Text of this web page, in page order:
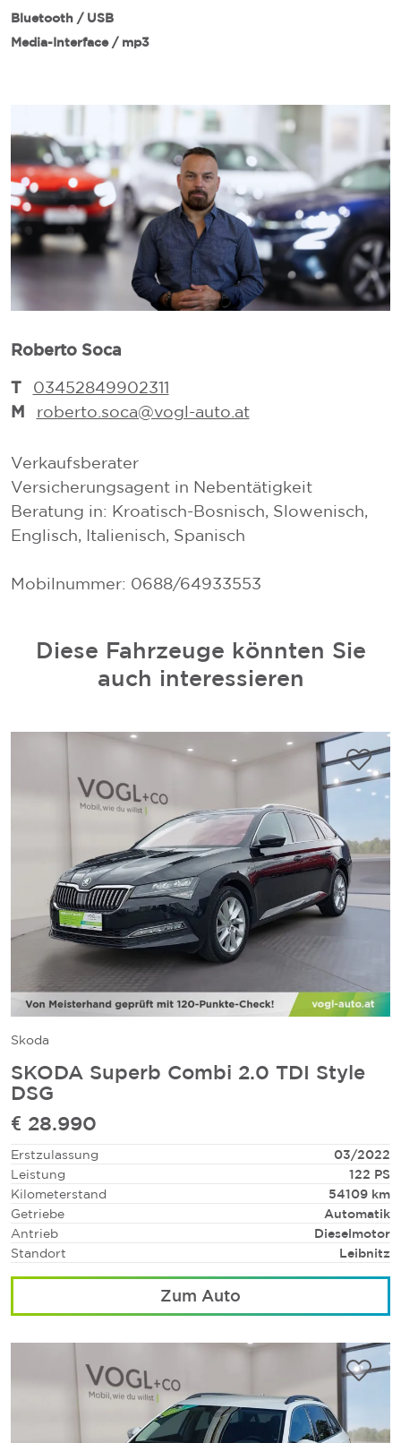
Bluetooth / USB
Media-Interface / mp3
Roberto Soca
T 03452849902311
M roberto.soca@vogl-auto.at
Verkaufsberater
Versicherungsagent in Nebentätigkeit
Beratung in: Kroatisch-Bosnisch, Slowenisch,
Englisch, Italienisch, Spanisch
Mobilnummer: 0688/64933553
Diese Fahrzeuge könnten Sie
auch interessieren
Skoda
SKODA Superb Combi 2.0 TDI Style
DSG
€ 28.990
Erstzulassung
03/2022
Leistung
122 PS
Kilometerstand
54109 km
Getriebe
Automatik
Antrieb
Dieselmotor
Standort
Leibnitz
Zum Auto